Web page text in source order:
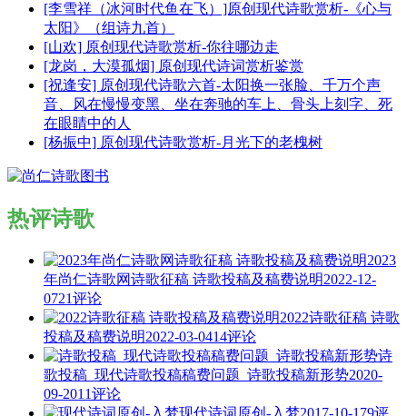
[李雪祥（冰河时代鱼在飞）]原创现代诗歌赏析-《心与
太阳》（组诗九首）
[山欢] 原创现代诗歌赏析-你往哪边走
[龙岗，大漠孤烟] 原创现代诗词赏析鉴赏
[祝逢安] 原创现代诗歌六首-太阳换一张脸、千万个声
音、风在慢慢变黑、坐在奔驰的车上、骨头上刻字、死
在眼睛中的人
[杨振中] 原创现代诗歌赏析-月光下的老槐树
热评诗歌
2023
年尚仁诗歌网诗歌征稿 诗歌投稿及稿费说明2022-12-
0721评论
2022诗歌征稿 诗歌
投稿及稿费说明2022-03-0414评论
诗
歌投稿_现代诗歌投稿稿费问题_诗歌投稿新形势2020-
09-2011评论
现代诗词原创-入梦2017-10-179评